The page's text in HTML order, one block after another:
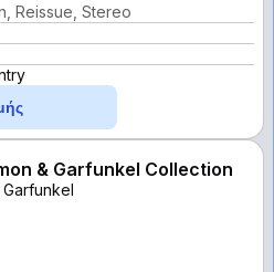
Reissue, Stereo
& Garfunkel Collection
Garfunkel